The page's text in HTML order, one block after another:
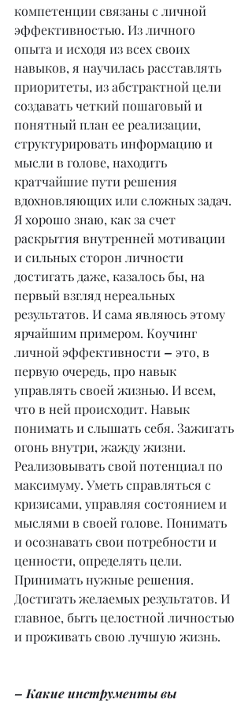
компетенции связаны с личной
эффективностью. Из личного
опыта и исходя из всех своих
навыков, я научилась расставлять
приоритеты, из абстрактной цели
создавать четкий пошаговый и
понятный план ее реализации,
структурировать информацию и
мысли в голове, находить
кратчайшие пути решения
вдохновляющих или сложных задач.
Я хорошо знаю, как за счет
раскрытия внутренней мотивации
и сильных сторон личности
достигать даже, казалось бы, на
первый взгляд нереальных
результатов. И сама являюсь этому
ярчайшим примером. Коучинг
личной эффективности – это, в
первую очередь, про навык
управлять своей жизнью. И всем,
что в ней происходит. Навык
понимать и слышать себя. Зажигать
огонь внутри, жажду жизни.
Реализовывать свой потенциал по
максимуму. Уметь справляться с
кризисами, управляя состоянием и
мыслями в своей голове. Понимать
и осознавать свои потребности и
ценности, определять цели.
Принимать нужные решения.
Достигать желаемых результатов. И
главное, быть целостной личностью
и проживать свою лучшую жизнь.
– Какие инструменты вы